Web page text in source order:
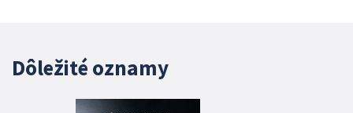
Dôležité oznamy